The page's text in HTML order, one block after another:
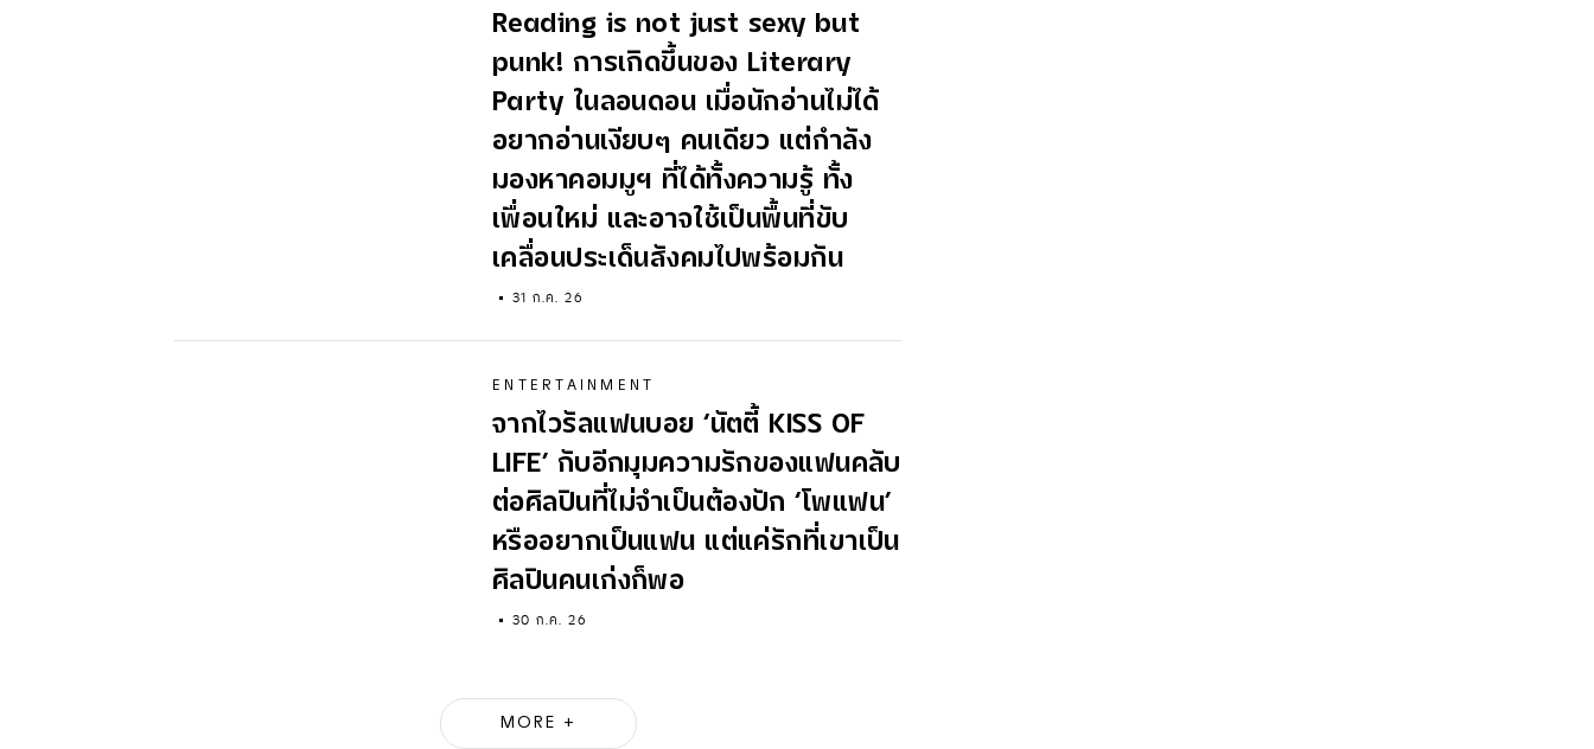
Reading is not just sexy but
punk! การเกิดขึ้นของ Literary
Party ในลอนดอน เมื่อนักอ่านไม่ได้
อยากอ่านเงียบๆ คนเดียว แต่กำลัง
มองหาคอมมูฯ ที่ได้ทั้งความรู้ ทั้ง
เพื่อนใหม่ และอาจใช้เป็นพื้นที่ขับ
เคลื่อนประเด็นสังคมไปพร้อมกัน
31 ก.ค. 26
ENTERTAINMENT
จากไวรัลแฟนบอย ‘นัตตี้ KISS OF
LIFE’ กับอีกมุมความรักของแฟนคลับ
ต่อศิลปินที่ไม่จำเป็นต้องปัก ‘โพแฟน’
หรืออยากเป็นแฟน แต่แค่รักที่เขาเป็น
ศิลปินคนเก่งก็พอ
30 ก.ค. 26
MORE +